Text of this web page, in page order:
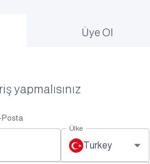
Üye Ol
yapmalısınız
Posta
Ülke
Turkey